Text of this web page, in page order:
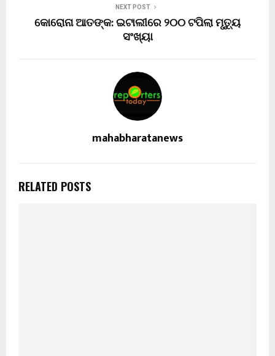
NEXT POST
କୋରୋନା ଆତଙ୍କ: ଇଟାଲୀରେ ୨୦୦ ଟପିଲା ମୃତ୍ୟୁ
ସଂଖ୍ୟା
mahabharatanews
RELATED POSTS